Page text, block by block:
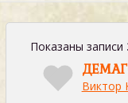
Показаны записи
Виктор